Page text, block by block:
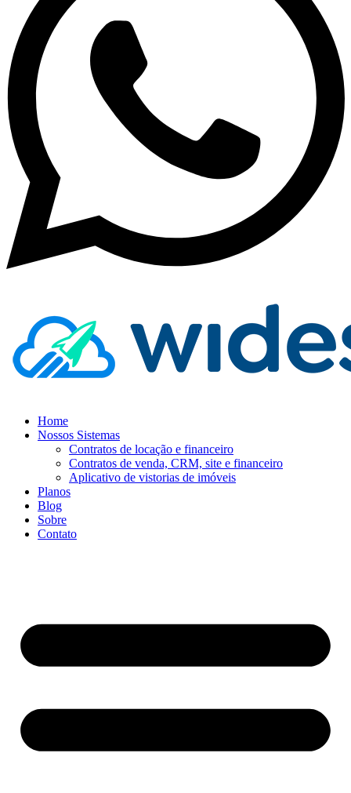
Home
Nossos Sistemas
Contratos de locação e financeiro
Contratos de venda, CRM, site e financeiro
Aplicativo de vistorias de imóveis
Planos
Blog
Sobre
Contato